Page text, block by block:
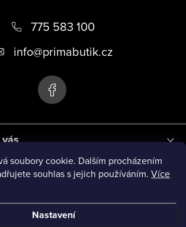
soubory cookie. Dalším procházením
souhlas s jejich používáním. Více
Nastavení
775 583 100
info@primabutik.cz